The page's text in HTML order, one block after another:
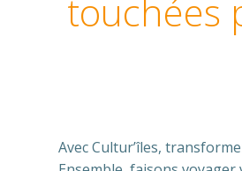
touchées
Avec Cultur’îles,